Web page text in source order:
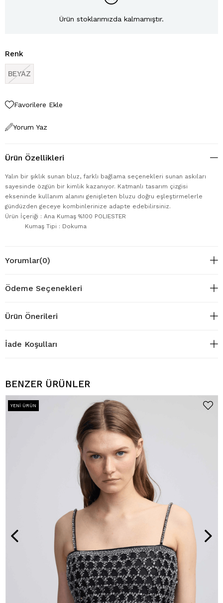
Ürün stoklarımızda kalmamıştır.
Renk
BEYAZ
Favorilere Ekle
Yorum Yaz
Ürün Özellikleri
Yalın bir şıklık sunan bluz, farklı bağlama seçenekleri sunan askıları
sayesinde özgün bir kimlik kazanıyor. Katmanlı tasarım çizgisi
ekseninde kullanım alanını genişleten bluzu doğru eşleştirmelerle
gündüzden geceye kombinlerinize adapte edebilirsiniz.
Ürün İçeriği : Ana Kumaş %100 POLIESTER
Kumaş Tipi : Dokuma
Yorumlar(0)
Ödeme Seçenekleri
Ürün Önerileri
İade Koşulları
BENZER ÜRÜNLER
YENI ÜRÜN